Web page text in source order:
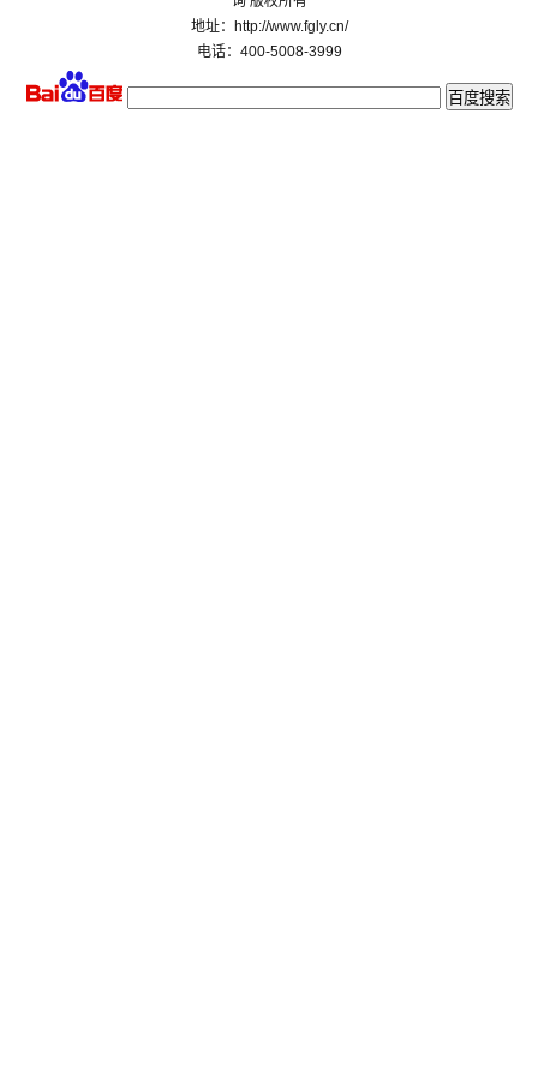
地址：http://www.fgly.cn/
电话：400-5008-3999